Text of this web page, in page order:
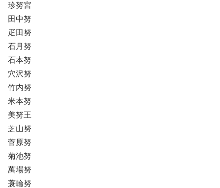
珍努宮
田中努
疋田努
石月努
石本努
穴沢努
竹内努
米本努
美努王
芝山努
菅原努
菊池努
萬場努
蓑輪努